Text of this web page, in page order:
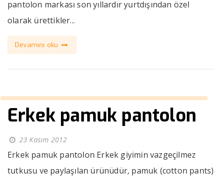
pantolon markası son yıllardır yurtdışından özel
olarak ürettikler...
Devamını oku
Erkek pamuk pantolon
23 Kasım 2012
Erkek pamuk pantolon Erkek giyimin vazgeçilmez
tutkusu ve paylaşılan ürünüdür, pamuk (cotton pants)